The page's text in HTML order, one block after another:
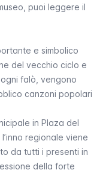
puoi leggere il
e simbolico
del vecchio ciclo e
ogni falò, vengono
canzoni popolari
in Plaza del
regionale viene
da tutti i presenti in
della forte